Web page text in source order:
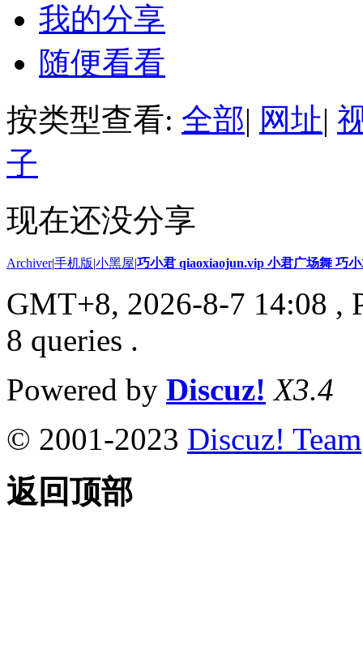
我的分享
随便看看
按类型查看: 全部| 网址|
子
现在还没分享
Archiver|手机版|小黑屋|巧小君 qiaoxiaojun.vip 小君广场舞 巧
GMT+8, 2026-8-7 14:08 ,
8 queries .
Powered by Discuz! X3.4
© 2001-2023 Discuz! Team
返回顶部